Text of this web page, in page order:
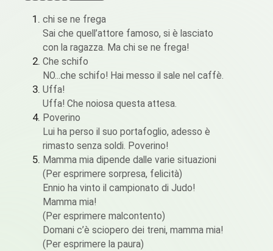
chi se ne frega
Sai che quell’attore famoso, si è lasciato
con la ragazza. Ma chi se ne frega!
Che schifo
NO...che schifo! Hai messo il sale nel caffè.
Uffa!
Uffa! Che noiosa questa attesa.
Poverino
Lui ha perso il suo portafoglio, adesso è
rimasto senza soldi. Poverino!
Mamma mia dipende dalle varie situazioni
(Per esprimere sorpresa, felicità)
Ennio ha vinto il campionato di Judo!
Mamma mia!
(Per esprimere malcontento)
Domani c’è sciopero dei treni, mamma mia!
(Per esprimere la paura)